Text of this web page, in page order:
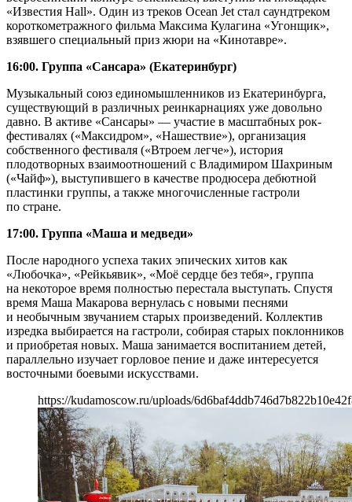
«Известия Hall». Один из треков Ocean Jet стал саундтреком
короткометражного фильма Максима Кулагина «Угонщик»,
взявшего специальный приз жюри на «Кинотавре».
16:00. Группа «Сансара» (Екатеринбург)
Музыкальный союз единомышленников из Екатеринбурга,
существующий в различных реинкарнациях уже довольно
давно. В активе «Сансары» — участие в масштабных рок-
фестивалях («Максидром», «Нашествие»), организация
собственного фестиваля («Втроем легче»), история
плодотворных взаимоотношений с Владимиром Шахриным
(«Чайф»), выступившего в качестве продюсера дебютной
пластинки группы, а также многочисленные гастроли
по стране.
17:00. Группа «Маша и медведи»
После народного успеха таких эпических хитов как
«Любочка», «Рейкьявик», «Моё сердце без тебя», группа
на некоторое время полностью перестала выступать. Спустя
время Маша Макарова вернулась с новыми песнями
и необычным звучанием старых произведений. Коллектив
изредка выбирается на гастроли, собирая старых поклонников
и приобретая новых. Маша занимается воспитанием детей,
параллельно изучает горловое пение и даже интересуется
восточными боевыми искусствами.
https://kudamoscow.ru/uploads/